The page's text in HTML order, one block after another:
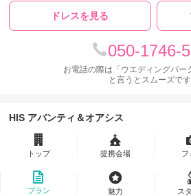
ドレスを見る
050-1746-
お電話の際は「ウエディングパー
と言うとスムーズです
HIS アバンティ＆オアシス
トップ 提携会場 フ
プラン 魅力 ス